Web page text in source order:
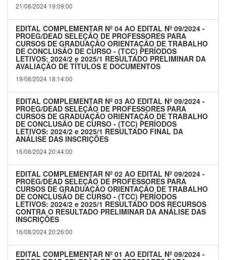
21/08/2024 19:09:00
EDITAL COMPLEMENTAR Nº 04 AO EDITAL Nº 09/2024 -
PROEG/DEAD SELEÇÃO DE PROFESSORES PARA
CURSOS DE GRADUAÇÃO ORIENTAÇÃO DE TRABALHO
DE CONCLUSÃO DE CURSO - (TCC) PERÍODOS
LETIVOS: 2024/2 e 2025/1 RESULTADO PRELIMINAR DA
AVALIAÇÃO DE TÍTULOS E DOCUMENTOS
19/08/2024 18:14:00
EDITAL COMPLEMENTAR Nº 03 AO EDITAL Nº 09/2024 -
PROEG/DEAD SELEÇÃO DE PROFESSORES PARA
CURSOS DE GRADUAÇÃO ORIENTAÇÃO DE TRABALHO
DE CONCLUSÃO DE CURSO - (TCC) PERÍODOS
LETIVOS: 2024/2 e 2025/1 RESULTADO FINAL DA
ANÁLISE DAS INSCRIÇÕES
16/08/2024 20:44:00
EDITAL COMPLEMENTAR Nº 02 AO EDITAL Nº 09/2024 -
PROEG/DEAD SELEÇÃO DE PROFESSORES PARA
CURSOS DE GRADUAÇÃO ORIENTAÇÃO DE TRABALHO
DE CONCLUSÃO DE CURSO - (TCC) PERÍODOS
LETIVOS: 2024/2 e 2025/1 RESULTADO DOS RECURSOS
CONTRA O RESULTADO PRELIMINAR DA ANÁLISE DAS
INSCRIÇÕES
16/08/2024 20:26:00
EDITAL COMPLEMENTAR Nº 01 AO EDITAL Nº 09/2024 -